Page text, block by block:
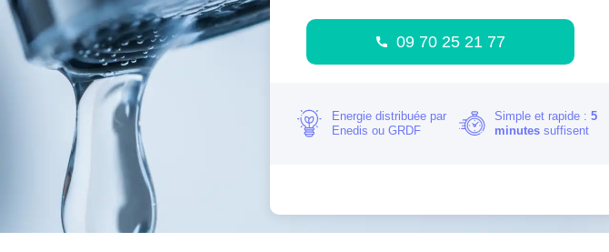
09 70 25 21 77
Energie distribuée par
Enedis ou GRDF
Simple et rapide : 5
minutessuffisent